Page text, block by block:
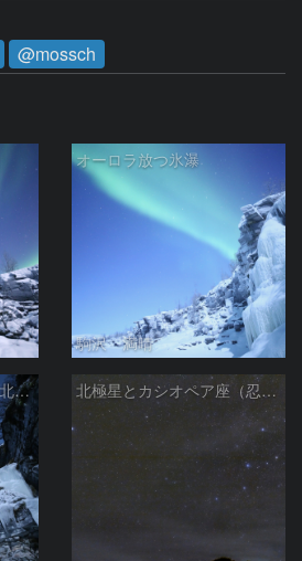
@mossch
オーロラ放つ氷瀑
駒沢 満晴
氷瀑から昇るオーロラ、北斗七星 北極星とカシオペア座（忍び寄る秋）